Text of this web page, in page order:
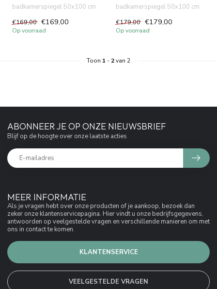
badkamerspiegel 50x100 cm
combineert een modern
verticaal design...
€169,00 €169,00
Op voorraad
badkamerspiegel 50x100 cm
met zwarte lijst combineert een
stijlvo...
€179,00 €179,00
Op voorraad
Toon 1 - 2van 2
MEER INFORMATIE
Als je vragen hebt over onze producten of je aankoop, bezoek dan
zeker onze klantenservicepagina. Hier vindt u onze bedrijfsgegevens,
antwoorden op veelgestelde vragen en verschillende manieren om met
ons in contact te komen.
KLANTENSERVICE
VEELGESTELDE VRAGEN
ABONNEER JE OP ONZE NIEUWSBRIEF
Blijf op de hoogte over onze laatste acties